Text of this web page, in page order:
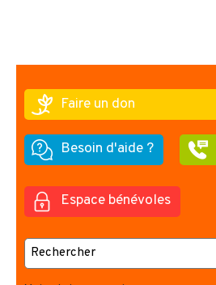
Faire un don
Besoin d'aide ?
Espace bénévoles